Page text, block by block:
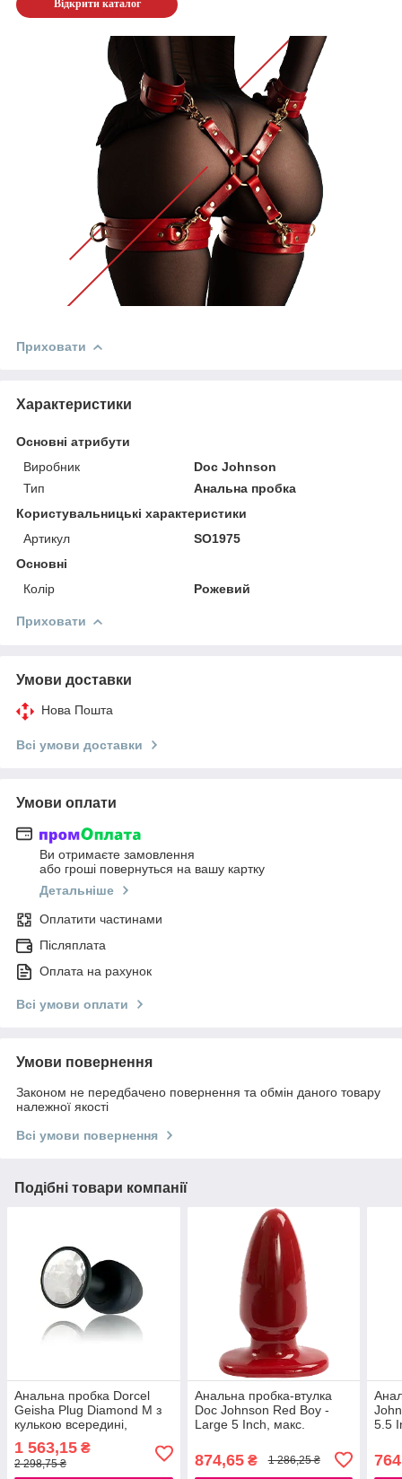
Відкрити каталог
Приховати
Характеристики
Основні атрибути
Виробник
Doc Johnson
Тип
Анальна пробка
Користувальницькі характеристики
Артикул
SO1975
Основні
Колір
Рожевий
Приховати
Умови доставки
Нова Пошта
Всі умови доставки
Умови оплати
Ви отримаєте замовлення
або гроші повернуться на вашу картку
Детальніше
Оплатити частинами
Післяплата
Оплата на рахунок
Всі умови оплати
Умови повернення
Законом не передбачено повернення та обмін даного товару
належної якості
Всі умови повернення
Подібні товари компанії
Анальна пробка Dorcel
Geisha Plug Diamond M з
кулькою всередині,
діаметр 3,2 см
777Store.com.ua
1 563,15 ₴
2 298,75 ₴
Анальна пробка-втулка
Doc Johnson Red Boy -
Large 5 Inch, макс.
777Store.com.ua
874,65₴ 1 286,25 ₴
5.5